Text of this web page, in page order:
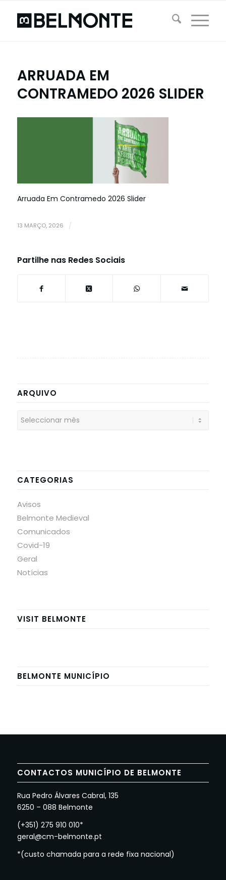
ARRUADA EM
CONTRAMEDO 2026 SLIDER
Arruada Em Contramedo 2026 Slider
13 MARÇO, 2026 /
Partilhe nas Redes Sociais
ARQUIVO
CATEGORIAS
Avisos
Belmonte Medieval
Comunicados
Covid-19
Geral
Notícias
VISIT BELMONTE
BELMONTE MUNICÍPIO
CONTACTOS MUNICÍPIO DE BELMONTE
Rua Pedro Álvares Cabral, 135
6250 – 088 Belmonte
(+351) 275 910 010*
geral@cm-belmonte.pt
*(custo chamada para a rede fixa nacional)